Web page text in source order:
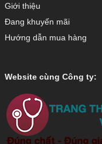
Giới thiệu
Đang khuyến mãi
Hướng dẫn mua hàng
Website cùng Công ty: